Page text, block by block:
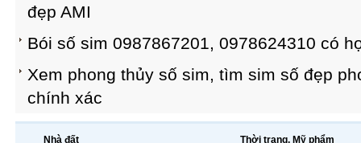
đẹp AMI
Bói số sim 0987867201, 0978624310 có
Xem phong thủy số sim, tìm sim số đẹp
chính xác
Nhà đất
Thời trang, Mỹ phẩm